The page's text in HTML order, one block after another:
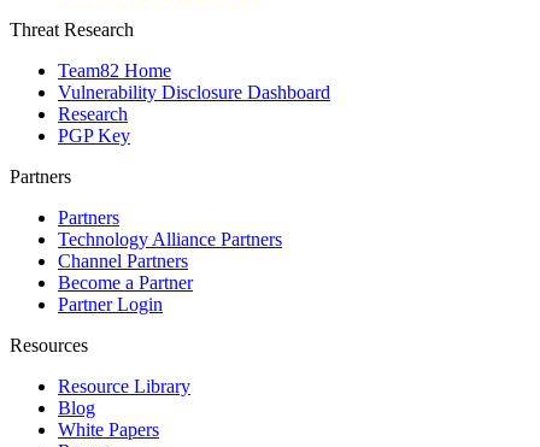
Threat Research
Team82 Home
Vulnerability Disclosure Dashboard
Research
PGP Key
Partners
Partners
Technology Alliance Partners
Channel Partners
Become a Partner
Partner Login
Resources
Resource Library
Blog
White Papers